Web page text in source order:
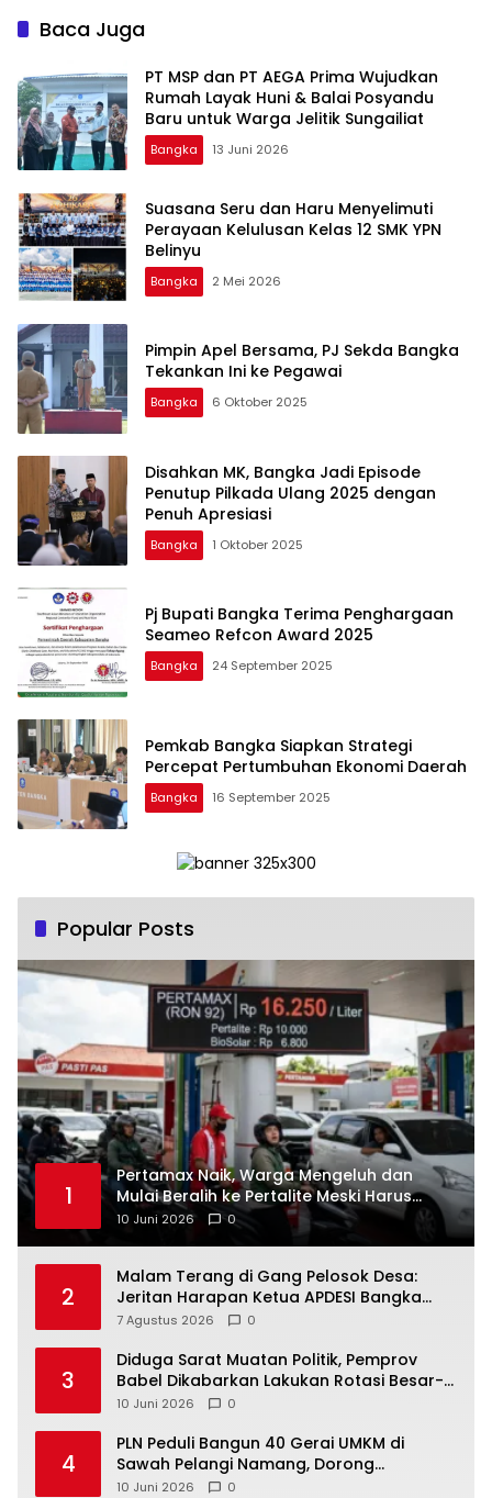
Baca Juga
‎PT MSP dan PT AEGA Prima Wujudkan
Rumah Layak Huni & Balai Posyandu
Baru untuk Warga Jelitik Sungailiat
Bangka 13 Juni 2026
Suasana Seru dan Haru Menyelimuti
Perayaan Kelulusan Kelas 12 SMK YPN
Belinyu
Bangka 2 Mei 2026
Pimpin Apel Bersama, PJ Sekda Bangka
Tekankan Ini ke Pegawai
Bangka 6 Oktober 2025
Disahkan MK, Bangka Jadi Episode
Penutup Pilkada Ulang 2025 dengan
Penuh Apresiasi
Bangka 1 Oktober 2025
Pj Bupati Bangka Terima Penghargaan
Seameo Refcon Award 2025
Bangka 24 September 2025
Pemkab Bangka Siapkan Strategi
Percepat Pertumbuhan Ekonomi Daerah
Bangka 16 September 2025
Popular Posts
1
‎Pertamax Naik, Warga Mengeluh dan
Mulai Beralih ke Pertalite Meski Harus
10 Juni 2026 0
2
Malam Terang di Gang Pelosok Desa:
Jeritan Harapan Ketua APDESI Bangka
Tengah untuk PLN Babel
7 Agustus 2026 0
3
‎Diduga Sarat Muatan Politik, Pemprov
Babel Dikabarkan Lakukan Rotasi Besar-
10 Juni 2026 0
4
‎PLN Peduli Bangun 40 Gerai UMKM di
Sawah Pelangi Namang, Dorong
10 Juni 2026 0